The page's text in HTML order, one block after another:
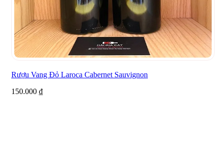
Rượu Vang Đỏ Laroca Cabernet Sauvignon
150.000 ₫